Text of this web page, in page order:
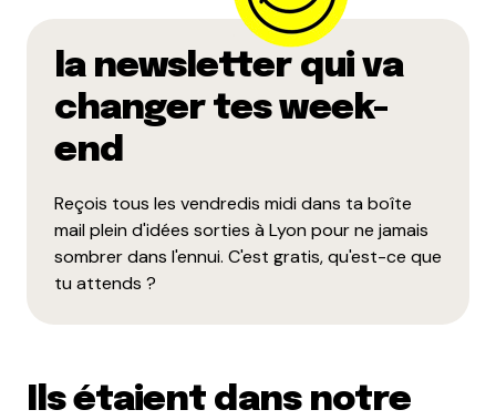
la newsletter qui va
changer tes week-
end
Reçois tous les vendredis midi dans ta boîte
mail plein d'idées sorties à Lyon pour ne jamais
sombrer dans l'ennui. C'est gratis, qu'est-ce que
tu attends ?
Ils étaient dans notre